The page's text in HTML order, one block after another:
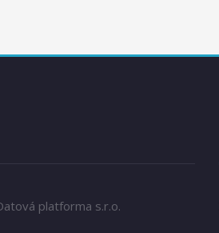
platforma s.r.o.